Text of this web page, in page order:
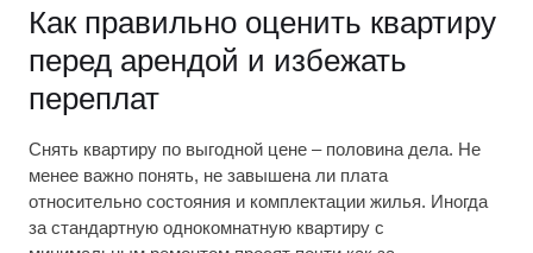
Как правильно оценить квартиру
перед арендой и избежать
переплат
Снять квартиру по выгодной цене – половина дела. Не
менее важно понять, не завышена ли плата
относительно состояния и комплектации жилья. Иногда
за стандартную однокомнатную квартиру с